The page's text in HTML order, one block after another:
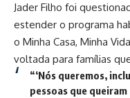
Jader Filho foi
estender o programa
o Minha Casa, Minha
voltada para famílias
“‘Nós queremos,
pessoas que